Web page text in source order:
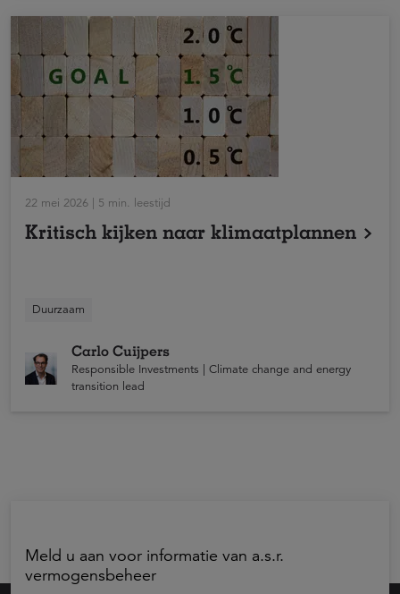
22 mei 2026 | 5 min. leestijd
Kritisch kijken naar klimaatplannen
Het doel van het Klimaatakkoord van Parijs komt
belangrijk dat bedrijven kritisch beoordelen of hun
klimaatplannen voldoende ambitieus zijn.
Duurzaam
Carlo Cuijpers
Responsible Investments | Climate change and energy
transition lead
Meld u aan voor informatie van a.s.r.
vermogensbeheer